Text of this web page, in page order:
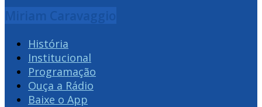
História
Institucional
Programação
Ouça a Rádio
Baixe o App